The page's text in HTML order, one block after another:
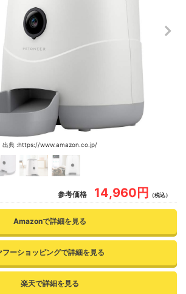
出典 :https://www.amazon.co.jp/
参考価格 14,960円 （税込）
Amazonで詳細を見る
フーショッピングで詳細を見る
楽天で詳細を見る